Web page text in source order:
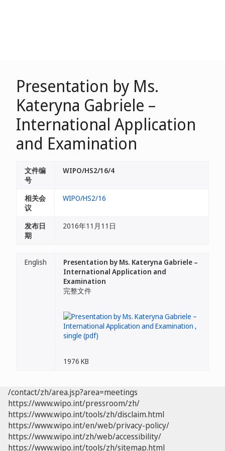
Presentation by Ms.
Kateryna Gabriele –
International Application
and Examination
文件编
号
WIPO/HS2/16/4
相关会
议
WIPO/HS2/16
发布日
期
2016年11月11日
English
Presentation by Ms. Kateryna Gabriele –
International Application and
Examination
完整文件
1976 KB
/contact/zh/area.jsp?area=meetings
https://www.wipo.int/pressroom/zh/
https://www.wipo.int/tools/zh/disclaim.html
https://www.wipo.int/en/web/privacy-policy/
https://www.wipo.int/zh/web/accessibility/
https://www.wipo.int/tools/zh/sitemap.html